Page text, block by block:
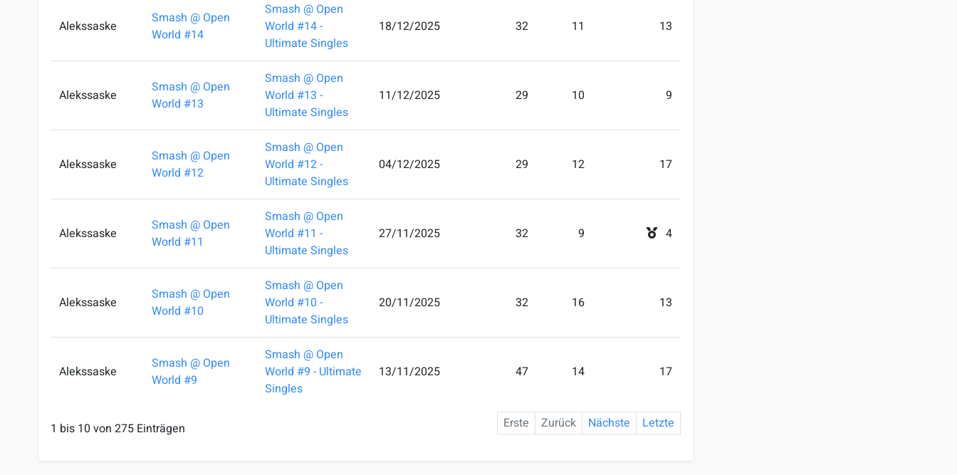
Alekssaske
Smash @ Open
World #14
Smash @ Open
World #14 -
Ultimate Singles
18/12/2025 32 11 13
Alekssaske
Smash @ Open
World #13
Smash @ Open
World #13 -
Ultimate Singles
11/12/2025 29 10 9
Alekssaske
Smash @ Open
World #12
Smash @ Open
World #12 -
Ultimate Singles
04/12/2025 29 12 17
Alekssaske
Smash @ Open
World #11
Smash @ Open
World #11 -
Ultimate Singles
27/11/2025 32 9 4
Alekssaske
Smash @ Open
World #10
Smash @ Open
World #10 -
Ultimate Singles
20/11/2025 32 16 13
Alekssaske
Smash @ Open
World #9
Smash @ Open
World #9 - Ultimate
Singles
13/11/2025 47 14 17
1 bis 10 von 275 Einträgen Erste Zurück Nächste Letzte